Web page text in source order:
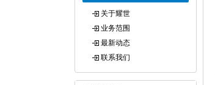
关于耀世
业务范围
最新动态
联系我们